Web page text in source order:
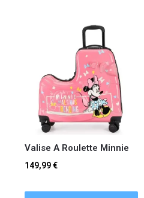
Valise A Roulette Minnie
149,99€